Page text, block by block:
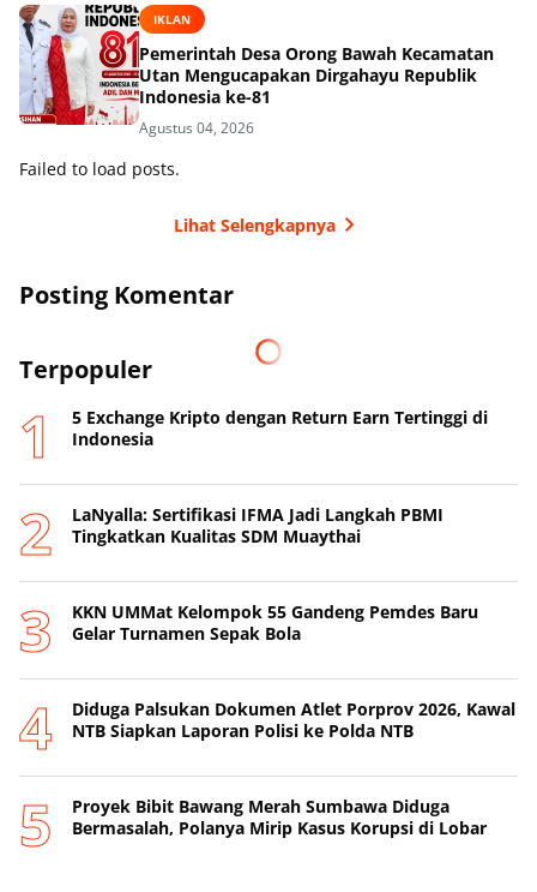
IKLAN
Pemerintah Desa Orong Bawah Kecamatan
Utan Mengucapakan Dirgahayu Republik
Indonesia ke-81
Agustus 04, 2026
Failed to load posts.
Lihat Selengkapnya
Posting Komentar
Terpopuler
5 Exchange Kripto dengan Return Earn Tertinggi di
Indonesia
LaNyalla: Sertifikasi IFMA Jadi Langkah PBMI
Tingkatkan Kualitas SDM Muaythai
KKN UMMat Kelompok 55 Gandeng Pemdes Baru
Gelar Turnamen Sepak Bola
Diduga Palsukan Dokumen Atlet Porprov 2026, Kawal
NTB Siapkan Laporan Polisi ke Polda NTB
Proyek Bibit Bawang Merah Sumbawa Diduga
Bermasalah, Polanya Mirip Kasus Korupsi di Lobar